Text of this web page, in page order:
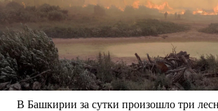
В Башкирии за сутки произошло три